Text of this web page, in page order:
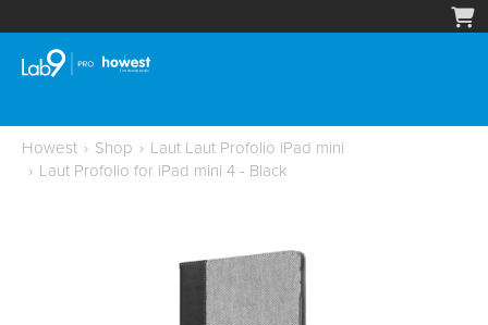
Howest › Shop › Laut Laut Profolio iPad mini
› Laut Profolio for iPad mini 4 - Black